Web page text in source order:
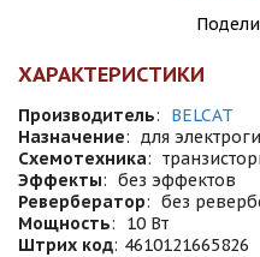
ХАРАКТЕРИСТИКИ
Производитель:
BELCAT
Назначение: для
Схемотехника:
Эффекты: без эффектов
Ревербератор: без
Мощность:
10 Вт
Штрих код: 4610121665826